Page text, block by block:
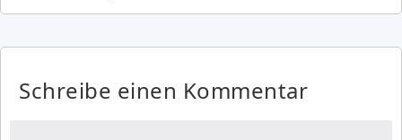
Schreibe einen Kommentar